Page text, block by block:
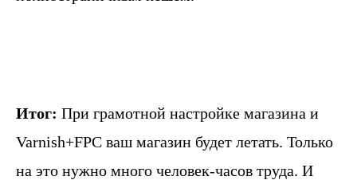
Итог: При грамотной настройке магазина и
Varnish+FPC ваш магазин будет летать. Только
на это нужно много человек-часов труда. И